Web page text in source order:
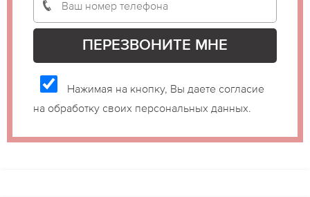
Нажимая на кнопку, Вы даете согласие
на обработку своих персональных данных.